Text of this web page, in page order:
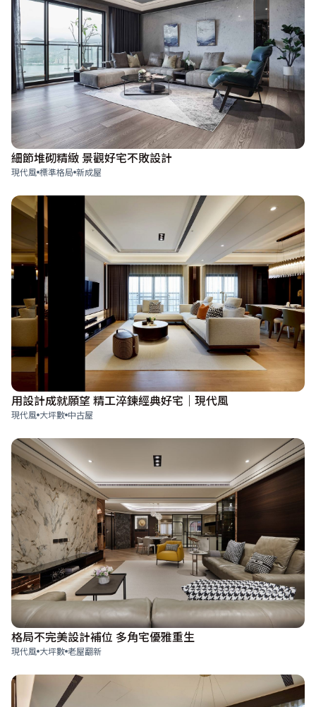
細節堆砌精緻 景觀好宅不敗設計
現代風 標準格局 新成屋
用設計成就願望 精工淬鍊經典好宅｜現代風
現代風 大坪數 中古屋
格局不完美設計補位 多角宅優雅重生
現代風 大坪數 老屋翻新